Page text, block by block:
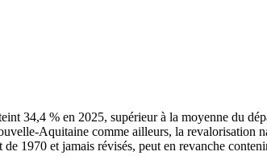
34,4 % en 2025, supérieur à la moyenne du
Aquitaine comme ailleurs, la revalorisation
1970 et jamais révisés, peut en revanche